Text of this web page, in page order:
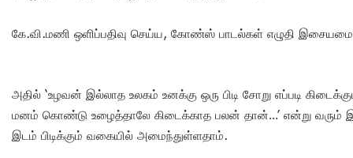
கே.வி.மணி ஒளிப்பதிவு செய்ய, கோண்ஸ் பாடல்கள் எழுதி
அதில் ‘உழவன் இல்லாத உலகம் உனக்கு ஒரு பிடி சோறு எப்படி
மனம் கொண்டு உழைத்தாலே கிடைக்காத பலன் தான்…’ என்று வரும்
இடம் பிடிக்கும் வகையில் அமைந்துள்ளதாம்.